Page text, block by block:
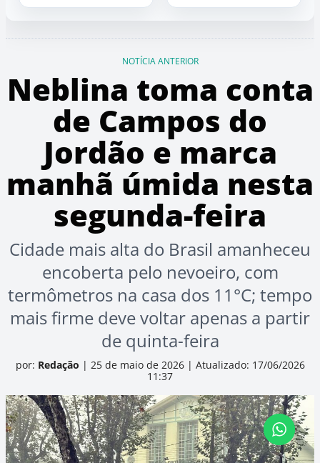
NOTÍCIA ANTERIOR
Neblina toma conta
de Campos do
Jordão e marca
manhã úmida nesta
segunda-feira
Cidade mais alta do Brasil amanheceu
encoberta pelo nevoeiro, com
termômetros na casa dos 11°C; tempo
mais firme deve voltar apenas a partir
de quinta-feira
por: Redação | 25 de maio de 2026 | Atualizado: 17/06/2026
11:37